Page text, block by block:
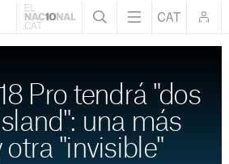
Pro tendrá "dos
una más
otra "invisible"